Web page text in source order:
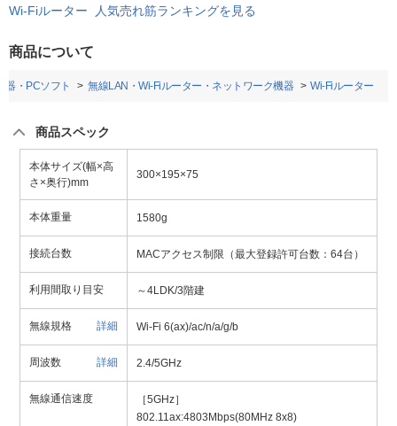
Wi-Fiルーター 人気売れ筋ランキングを見る
商品について
器・PCソフト 無線LAN・Wi-Fiルーター・ネットワーク機器 Wi-Fiルーター
商品スペック
本体サイズ(幅×高
さ×奥行)mm
300×195×75
本体重量 1580g
接続台数 MACアクセス制限（最大登録許可台数：64台）
利用間取り目安 ～4LDK/3階建
無線規格 詳細 Wi-Fi 6(ax)/ac/n/a/g/b
周波数 詳細 2.4/5GHz
無線通信速度
［5GHz］
802.11ax:4803Mbps(80MHz 8x8)